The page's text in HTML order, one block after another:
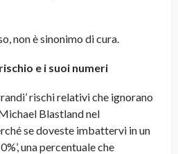
non è sinonimo di cura.
e i suoi numeri
rischi relativi che ignorano
Blastland nel
se doveste imbattervi in un
una percentuale che